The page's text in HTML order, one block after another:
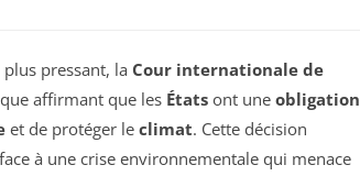
pressant, la Cour internationale de
affirmant que les États ont une obligation
et de protéger le climat. Cette décision
à une crise environnementale qui menace